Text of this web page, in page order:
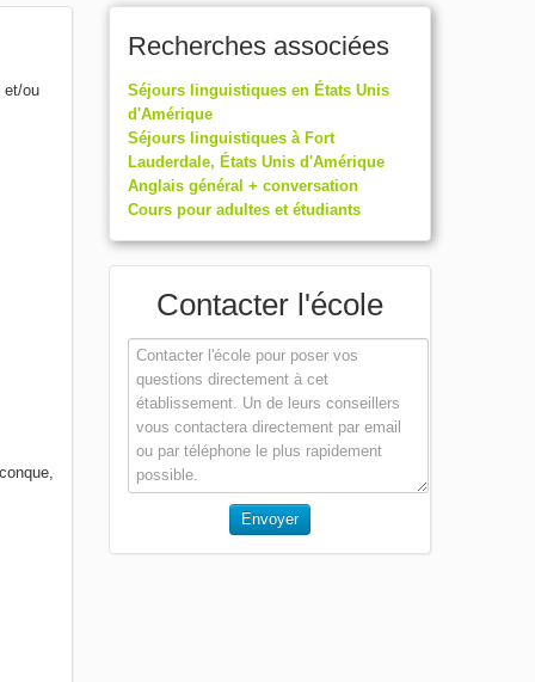
et/ou
Recherches associées
Séjours linguistiques en États Unis
d'Amérique
Séjours linguistiques à Fort
Lauderdale, États Unis d'Amérique
Anglais général + conversation
Cours pour adultes et étudiants
Contacter l'école
Envoyer